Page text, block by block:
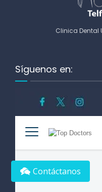
Clinica Dental
Síguenos en:
Contáctanos